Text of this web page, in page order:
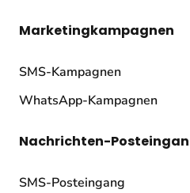
Marketingkampagnen
SMS-Kampagnen
WhatsApp-Kampagnen
Nachrichten-
SMS-Posteingang